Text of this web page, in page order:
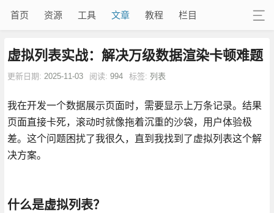
首页 资源 工具 文章 教程 栏目
虚拟列表实战：解决万级数据渲染卡顿难题
更新日期: 2025-11-03 阅读: 994 标签: 列表
我在开发一个数据展示页面时，需要显示上万条记录。结果
页面直接卡死，滚动时就像拖着沉重的沙袋，用户体验极
差。这个问题困扰了我很久，直到我找到了虚拟列表这个解
决方案。
什么是虚拟列表？